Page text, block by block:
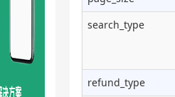
search_type
refund_type